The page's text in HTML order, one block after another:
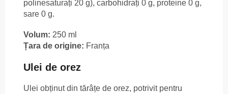
polinesaturați 20 g), carbohidrați 0 g, proteine 0 g,
sare 0 g.
Volum: 250 ml
Țara de origine: Franța
Ulei de orez
Ulei obținut din tărâțe de orez, potrivit pentru